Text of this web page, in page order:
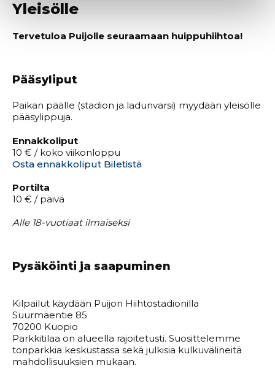
Yleisölle
Tervetuloa Puijolle seuraamaan huippuhiihtoa!
Pääsyliput
Paikan päälle (stadion ja ladunvarsi) myydään yleisölle
pääsylippuja.
Ennakkoliput
10 € / koko viikonloppu
Osta ennakkoliput Biletistä
Portilta
10 € / päivä
Alle 18-vuotiaat ilmaiseksi
Pysäköinti ja saapuminen
Kilpailut käydään Puijon Hiihtostadionilla
Suurmäentie 85
70200 Kuopio
Parkkitilaa on alueella rajoitetusti. Suosittelemme
toriparkkia keskustassa sekä julkisia kulkuvälineitä
mahdollisuuksien mukaan.